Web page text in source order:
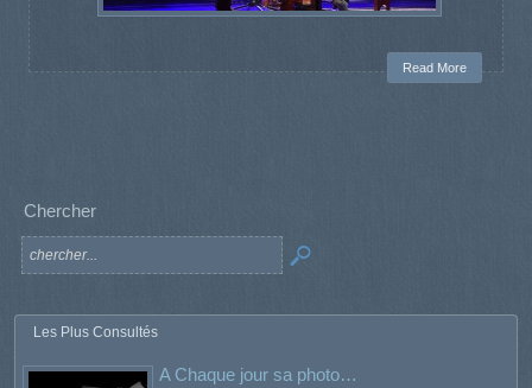
Read More
Chercher
Les Plus Consultés
A Chaque jour sa photo…